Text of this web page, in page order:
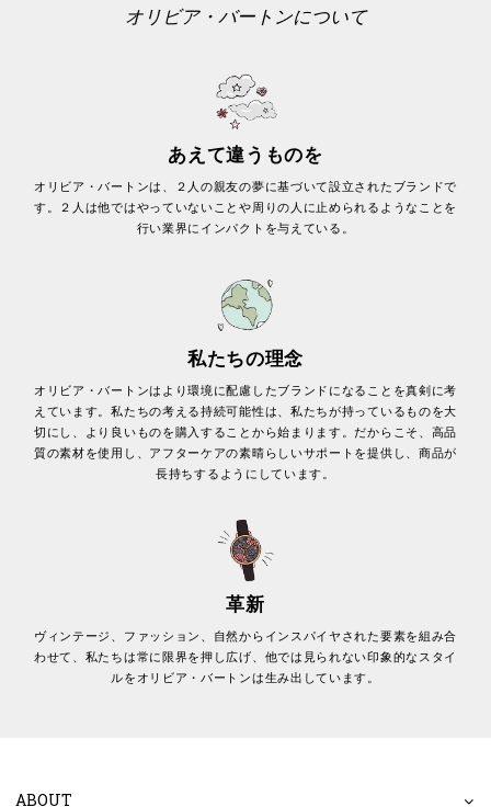
オリビア・バートンについて
あえて違うものを
オリビア・バートンは、２人の親友の夢に基づいて設立されたブランドで
す。２人は他ではやっていないことや周りの人に止められるようなことを
行い業界にインパクトを与えている。
私たちの理念
オリビア・バートンはより環境に配慮したブランドになることを真剣に考
えています。私たちの考える持続可能性は、私たちが持っているものを大
切にし、より良いものを購入することから始まります。だからこそ、高品
質の素材を使用し、アフターケアの素晴らしいサポートを提供し、商品が
長持ちするようにしています。
革新
ヴィンテージ、ファッション、自然からインスパイヤされた要素を組み合
わせて、私たちは常に限界を押し広げ、他では見られない印象的なスタイ
ルをオリビア・バートンは生み出しています。
ABOUT